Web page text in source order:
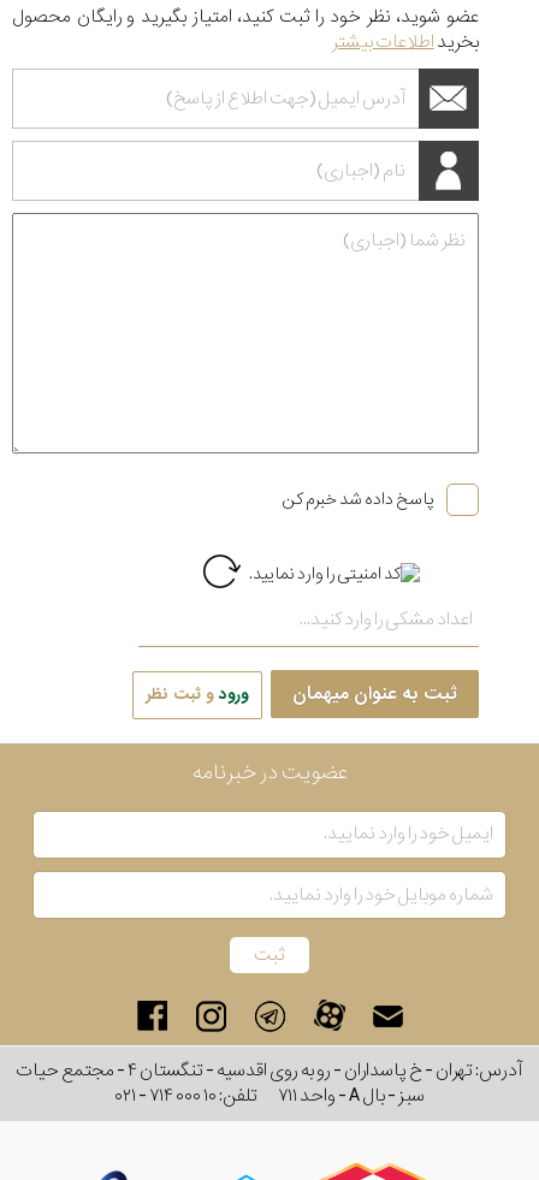
عضو شوید، نظر خود را ثبت کنید، امتیاز بگیرید و رایگان محصول
بخریداطلاعات بیشتر
پاسخ داده شد خبرم کن
ثبت به عنوان میهمان ورودو ثبت نظر
عضویت در خبرنامه
آدرس: تهران - خ پاسداران - رو به روی اقدسیه - تنگستان ۴ - مجتمع حیات
سبز - بال A - واحد ۷۱۱
تلفن:۰۲۱ - ۷۱۴ ۰۰۰ ۱۰